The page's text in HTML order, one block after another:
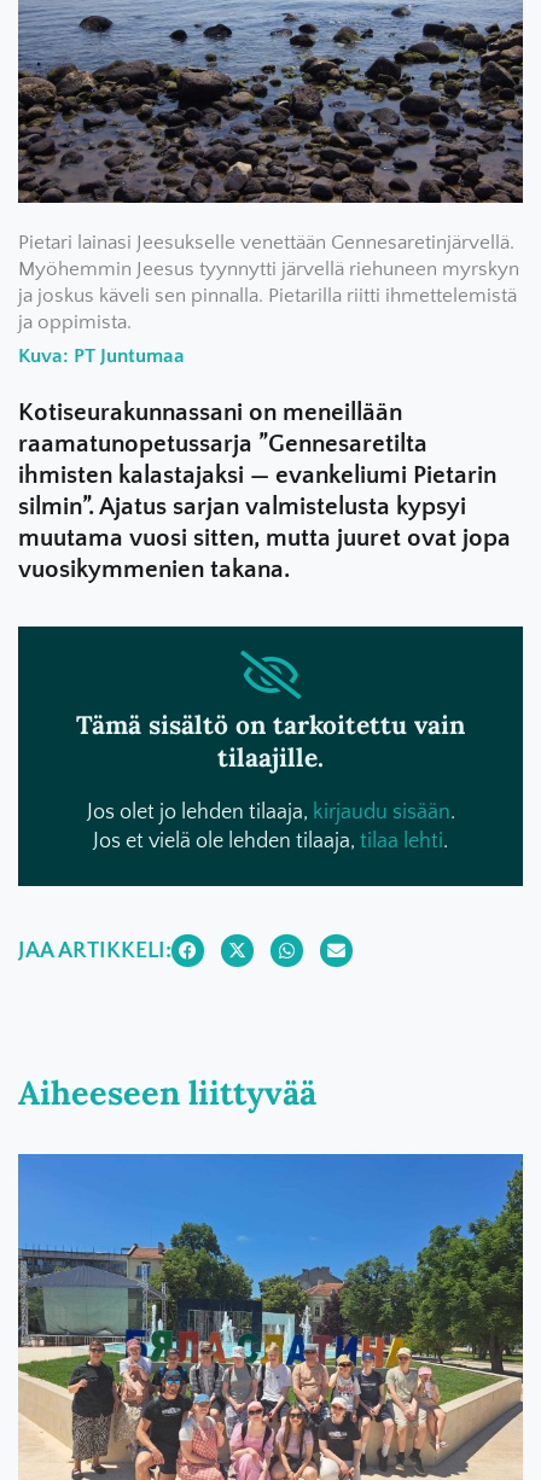
Pietari lainasi Jeesukselle venettään Gennesaretinjärvellä.
Myöhemmin Jeesus tyynnytti järvellä riehuneen myrskyn
ja joskus käveli sen pinnalla. Pietarilla riitti ihmettelemistä
ja oppimista.
Kuva: PT Juntumaa
Kotiseurakunnassani on meneillään
raamatunopetussarja ”Gennesaretilta
ihmisten kalastajaksi — evankeliumi Pietarin
silmin”. Ajatus sarjan valmistelusta kypsyi
muutama vuosi sitten, mutta juuret ovat jopa
vuosikymmenien takana.
Tämä sisältö on tarkoitettu vain
tilaajille.
Jos olet jo lehden tilaaja, kirjaudu sisään.
Jos et vielä ole lehden tilaaja, tilaa lehti.
JAA ARTIKKELI:
Aiheeseen liittyvää